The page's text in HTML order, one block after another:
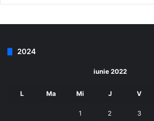
2024
iunie 2022
L Ma Mi J V
1 2 3